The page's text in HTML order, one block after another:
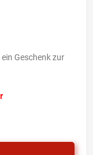
ein Geschenk zur